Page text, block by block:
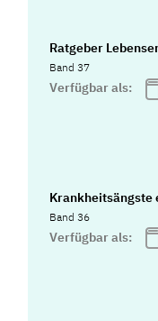
Ratgeber
Band 37
Verfügbar als:
Krankheitsängste
Band 36
Verfügbar als: